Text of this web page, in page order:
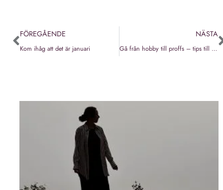
FÖREGÅENDE
Kom ihåg att det är januari
NÄSTA
Gå från hobby till proffs – tips till dig som vill blogga professionellt